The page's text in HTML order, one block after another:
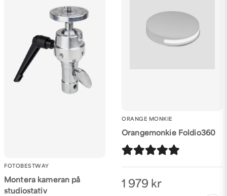
FOTOBESTWAY
Montera kameran på
studiostativ
ORANGE MONKIE
Orangemonkie Foldio360
1 979 kr